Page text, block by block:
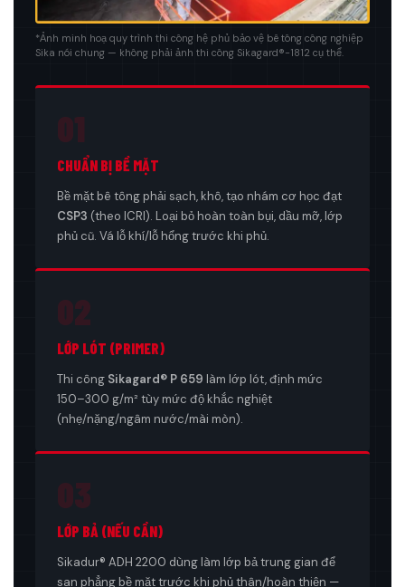
*Ảnh minh hoạ quy trình thi công hệ phủ bảo vệ bê tông công nghiệp
Sika nói chung — không phải ảnh thi công Sikagard®-1812 cụ thể.
01
CHUẨN BỊ BỀ MẶT
Bề mặt bê tông phải sạch, khô, tạo nhám cơ học đạt
CSP3 (theo ICRI). Loại bỏ hoàn toàn bụi, dầu mỡ, lớp
phủ cũ. Vá lỗ khí/lỗ hổng trước khi phủ.
02
LỚP LÓT (PRIMER)
Thi công Sikagard® P 659 làm lớp lót, định mức
150–300 g/m² tùy mức độ khắc nghiệt
(nhẹ/nặng/ngâm nước/mài mòn).
03
LỚP BẢ (NẾU CẦN)
Sikadur® ADH 2200 dùng làm lớp bả trung gian để
san phẳng bề mặt trước khi phủ thân/hoàn thiện —